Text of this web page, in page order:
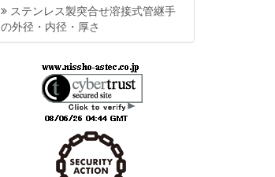
ステンレス製突合せ溶接式管継手
の外径・内径・厚さ